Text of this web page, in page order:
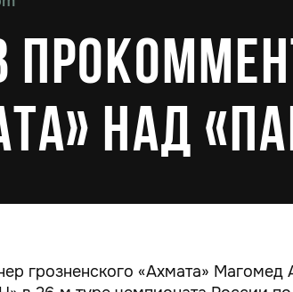
над
грозненского «Ахмата»